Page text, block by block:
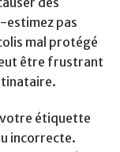
estimez pas
mal protégé
être frustrant
votre étiquette
incorrecte.